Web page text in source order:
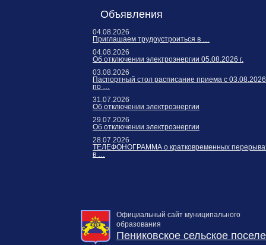
Россия, Ленинградская
Ломоносовский район,
Пеники, ул. Новая, д. 13,
Объявления
04.08.2026
Приглашаем трудоустроиться в …
04.08.2026
Об отключении электроэнергии 05.08.2026 г.
03.08.2026
Паспортный стол расписание приема с 03.08.2026
по …
31.07.2026
Об отключении электроэнергии
29.07.2026
Об отключении электроэнергии
28.07.2026
ТЕЛЕФОНОГРАММА о кратковременных
в …
Официальный сайт муниципального
образования
Пениковское сельское